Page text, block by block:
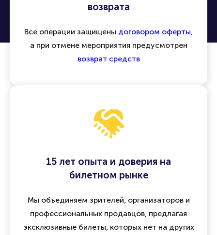
возврата
Все операции защищены договором оферты,
а при отмене мероприятия предусмотрен
возврат средств
15 лет опыта и доверия на
билетном рынке
Мы объединяем зрителей, организаторов и
профессиональных продавцов, предлагая
эксклюзивные билеты, которых нет на других